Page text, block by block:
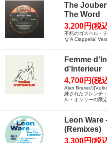
The
The Word
3,200円(税
不朽のゴスペル・
な'A Clappella'
Femme
d'Interieur
4,700円(税
Alan Braxeの
練されたフレンチ
ル・オンリーの限
Leon Ware
(Remixes)
3,300円(税